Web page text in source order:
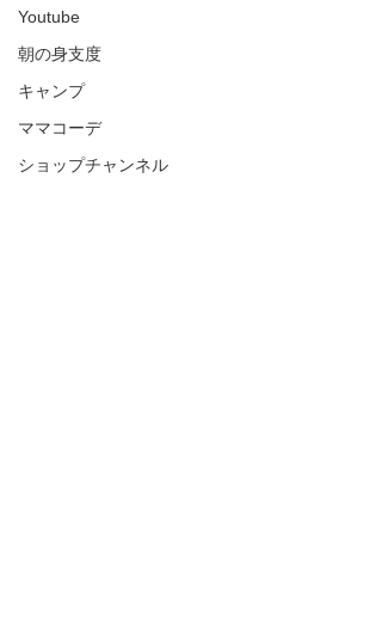
Youtube
朝の身支度
キャンプ
ママコーデ
ショップチャンネル